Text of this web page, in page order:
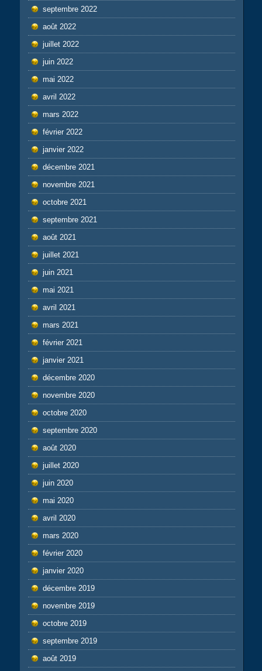
septembre 2022
août 2022
juillet 2022
juin 2022
mai 2022
avril 2022
mars 2022
février 2022
janvier 2022
décembre 2021
novembre 2021
octobre 2021
septembre 2021
août 2021
juillet 2021
juin 2021
mai 2021
avril 2021
mars 2021
février 2021
janvier 2021
décembre 2020
novembre 2020
octobre 2020
septembre 2020
août 2020
juillet 2020
juin 2020
mai 2020
avril 2020
mars 2020
février 2020
janvier 2020
décembre 2019
novembre 2019
octobre 2019
septembre 2019
août 2019